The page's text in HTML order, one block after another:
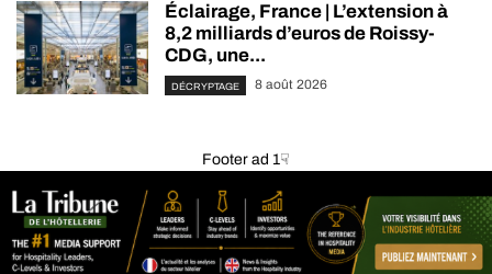
Éclairage, France | L’extension à
8,2 milliards d’euros de Roissy-
CDG, une...
DÉCRYPTAGE 8 août 2026
Footer ad 1☟